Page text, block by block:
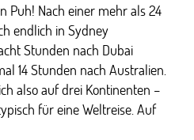
Puh! Nach einer mehr als 24
endlich in Sydney
Stunden nach Dubai
14 Stunden nach Australien.
also auf drei Kontinenten –
für eine Weltreise. Auf